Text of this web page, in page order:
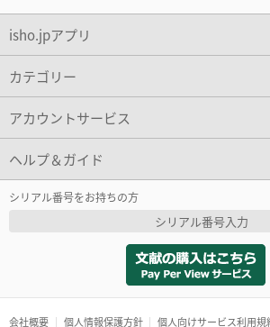
isho.jpアプリ
カテゴリー
アカウントサービス
ヘルプ＆ガイド
シリアル番号をお持ちの方
シリアル番号入力
会社概要 個人情報保護方針 個人向けサービス利用規